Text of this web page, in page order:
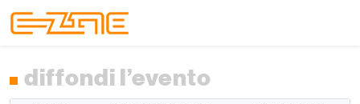
diffondi l’evento